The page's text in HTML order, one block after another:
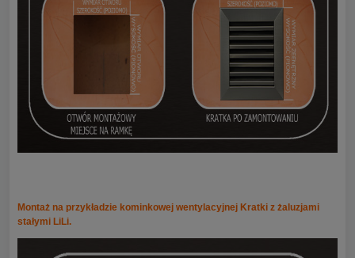
Montaż na przykładzie kominkowej wentylacyjnej Kratki z żaluzjami
stałymi LiLi.